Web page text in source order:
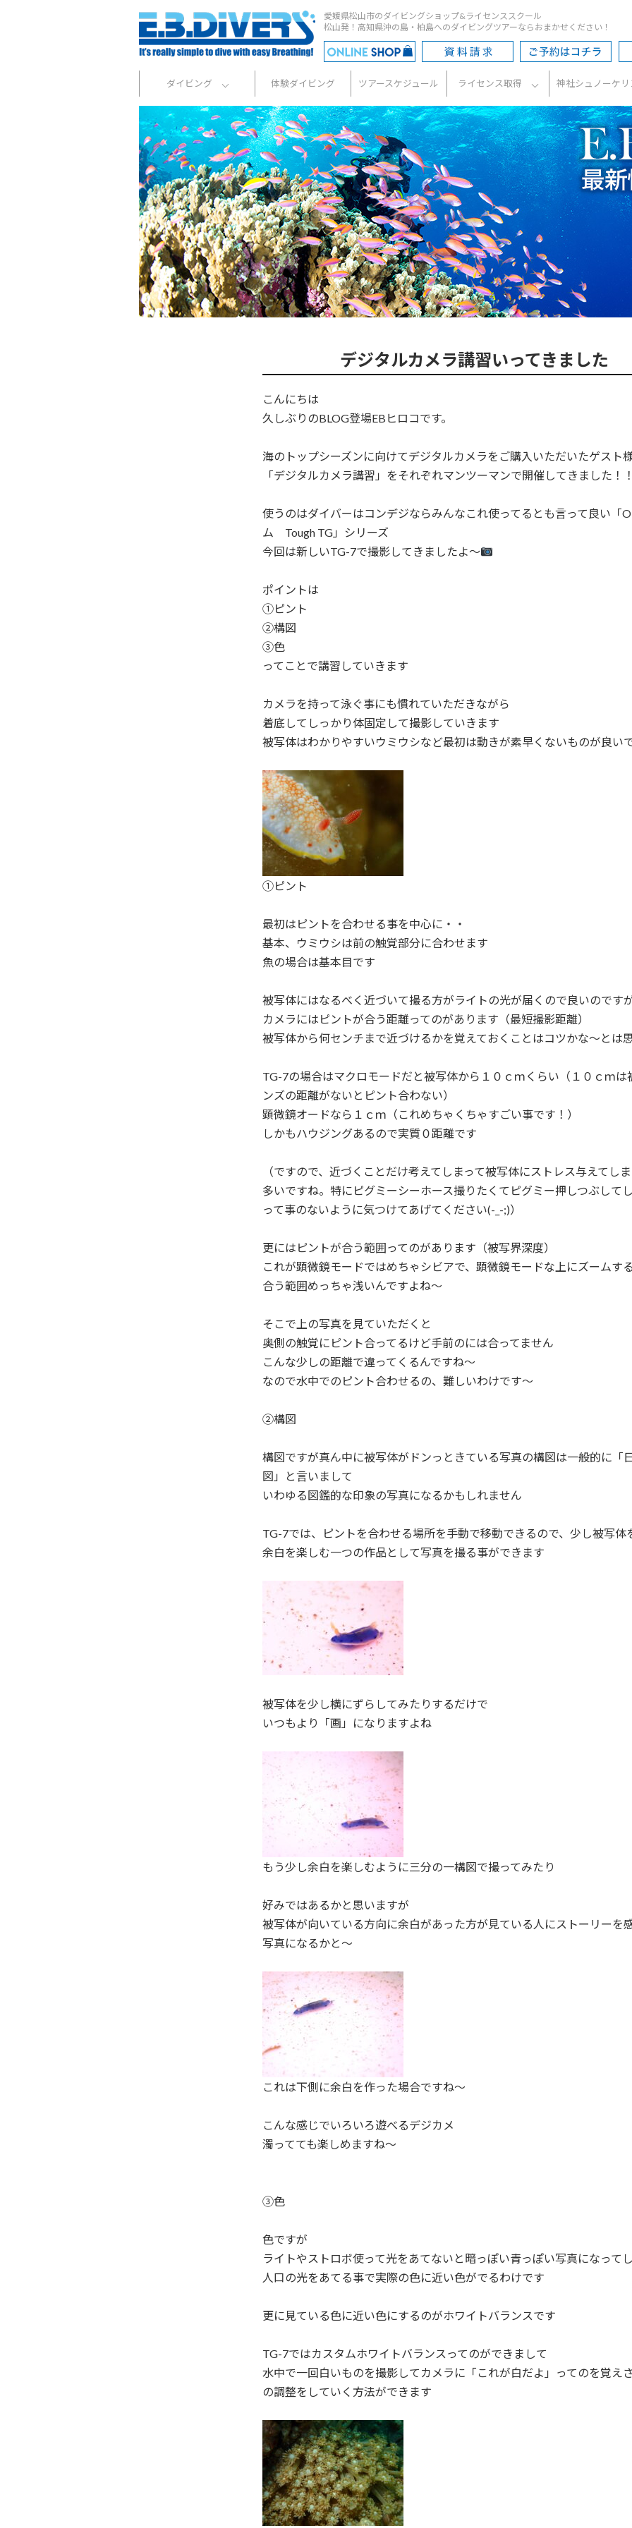
愛媛県松山市のダイビングショップ&ライセンススクール
松山発！高知県沖の島・柏島へのダイビングツアーならおまかせください！
ダイビング 体験ダイビング ツアースケジュール ライセンス取得 神社シュノーケ
デジタルカメラ講習いってきました
こんにちは
久しぶりのBLOG登場EBヒロコです。
海のトップシーズンに向けてデジタルカメラをご購入いただいたゲスト
「デジタルカメラ講習」をそれぞれマンツーマンで開催してきました！
使うのはダイバーはコンデジならみんなこれ使ってるとも言って良い「
ム Tough TG」シリーズ
今回は新しいTG-7で撮影してきましたよ～
ポイントは
①ピント
②構図
③色
ってことで講習していきます
カメラを持って泳ぐ事にも慣れていただきながら
着底してしっかり体固定して撮影していきます
被写体はわかりやすいウミウシなど最初は動きが素早くないものが良い
①ピント
最初はピントを合わせる事を中心に・・
基本、ウミウシは前の触覚部分に合わせます
魚の場合は基本目です
被写体にはなるべく近づいて撮る方がライトの光が届くので良いのです
カメラにはピントが合う距離ってのがあります（最短撮影距離）
被写体から何センチまで近づけるかを覚えておくことはコツかな～とは
TG-7の場合はマクロモードだと被写体から１０ｃｍくらい（１０ｃｍは
ンズの距離がないとピント合わない）
顕微鏡オードなら１ｃｍ（これめちゃくちゃすごい事です！）
しかもハウジングあるので実質０距離です
（ですので、近づくことだけ考えてしまって被写体にストレス与えてし
多いですね。特にピグミーシーホース撮りたくてピグミー押しつぶして
って事のないように気つけてあげてください(-_-;)）
更にはピントが合う範囲ってのがあります（被写界深度）
これが顕微鏡モードではめちゃシビアで、顕微鏡モードな上にズームす
合う範囲めっちゃ浅いんですよね～
そこで上の写真を見ていただくと
奥側の触覚にピント合ってるけど手前のには合ってません
こんな少しの距離で違ってくるんですね～
なので水中でのピント合わせるの、難しいわけです～
②構図
構図ですが真ん中に被写体がドンっときている写真の構図は一般的に「
図」と言いまして
いわゆる図鑑的な印象の写真になるかもしれません
TG-7では、ピントを合わせる場所を手動で移動できるので、少し被写体
余白を楽しむ一つの作品として写真を撮る事ができます
被写体を少し横にずらしてみたりするだけで
いつもより「画」になりますよね
もう少し余白を楽しむように三分の一構図で撮ってみたり
好みではあるかと思いますが
被写体が向いている方向に余白があった方が見ている人にストーリーを
写真になるかと～
これは下側に余白を作った場合ですね～
こんな感じでいろいろ遊べるデジカメ
濁ってても楽しめますね～
③色
色ですが
ライトやストロボ使って光をあてないと暗っぽい青っぽい写真になって
人口の光をあてる事で実際の色に近い色がでるわけです
更に見ている色に近い色にするのがホワイトバランスです
TG-7ではカスタムホワイトバランスってのができまして
水中で一回白いものを撮影してカメラに「これが白だよ」ってのを覚え
の調整をしていく方法ができます